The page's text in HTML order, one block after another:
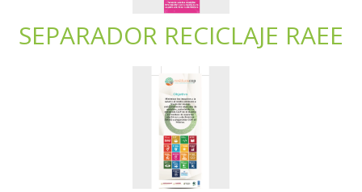
SEPARADOR RECICLAJE RAEE